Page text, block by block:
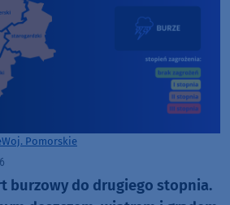
Woj. Pomorskie
burzowy do drugiego stopnia.